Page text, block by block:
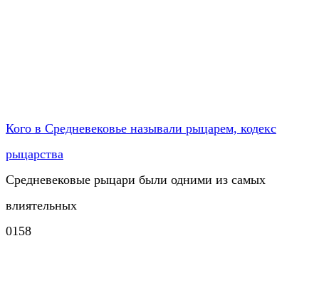
Кого в Средневековье называли рыцарем, кодекс
рыцарства
Средневековые рыцари были одними из самых
влиятельных
0158